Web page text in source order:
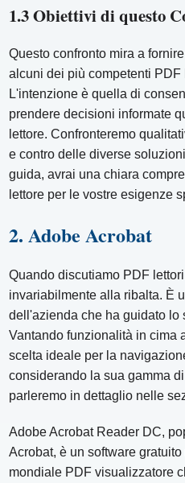
1.3 Obiettivi di questo
Questo confronto mira a
alcuni dei più competenti
L'intenzione è quella di
prendere decisioni informate
lettore. Confronteremo
e contro delle diverse
guida, avrai una chiara
lettore per le vostre esigenze
2. Adobe Acrobat
Quando discutiamo PDF
invariabilmente alla ribalta. È
dell'azienda che ha guidato lo
Vantando funzionalità in cima
scelta ideale per la
considerando la sua gamma
parleremo in dettaglio nelle
Adobe Acrobat Reader DC,
Acrobat, è un software
mondiale PDF visualizzatore